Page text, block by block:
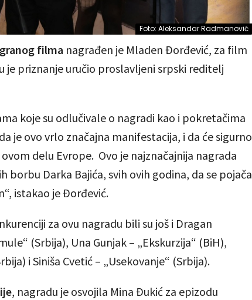
Foto: Aleksandar Radmanović
filma nagrađen je Mladen Đorđević, za film
je priznanje uručio proslavljeni srpski reditelj
koje su odlučivale o nagradi kao i pokretačima
je ovo vrlo značajna manifestacija, i da će sigurno
delu Evrope. Ovo je najznačajnija nagrada
borbu Darka Bajića, svih ovih godina, da se pojača
istakao je Đorđević.
za ovu nagradu bili su još i Dragan
(Srbija), Una Gunjak – „Ekskurzija“ (BiH),
i Siniša Cvetić – „Usekovanje“ (Srbija).
, nagradu je osvojila Mina Đukić za epizodu